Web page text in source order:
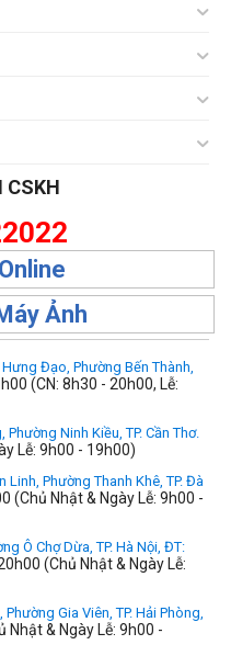
CSKH
Ảnh
Hưng Đạo, Phường Bến Thành,
(CN: 8h30 - 20h00, Lễ:
Phường Ninh Kiều, TP. Cần Thơ.
Lễ: 9h00 - 19h00)
Linh, Phường Thanh Khê, TP. Đà
(Chủ Nhật & Ngày Lễ: 9h00 -
Ô Chợ Dừa, TP. Hà Nội, ĐT:
(Chủ Nhật & Ngày Lễ:
Phường Gia Viên, TP. Hải Phòng,
Nhật & Ngày Lễ: 9h00 -